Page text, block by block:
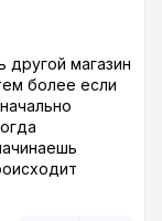
другой магазин
более если
как тепло